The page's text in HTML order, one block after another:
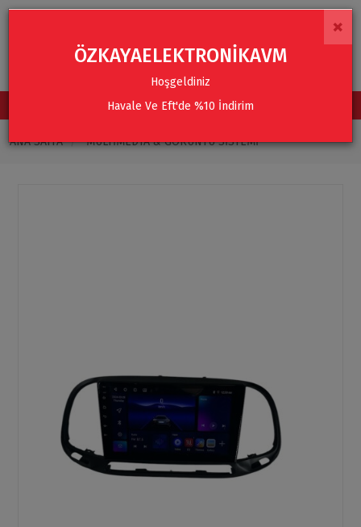
TÜM KATEGORİLER
ANA SAYFA MULTIMEDYA & GÖRÜNTÜ SISTEMI
×
ÖZKAYAELEKTRONİKAVM
Hoşgeldiniz
Havale Ve Eft'de %10 İndirim